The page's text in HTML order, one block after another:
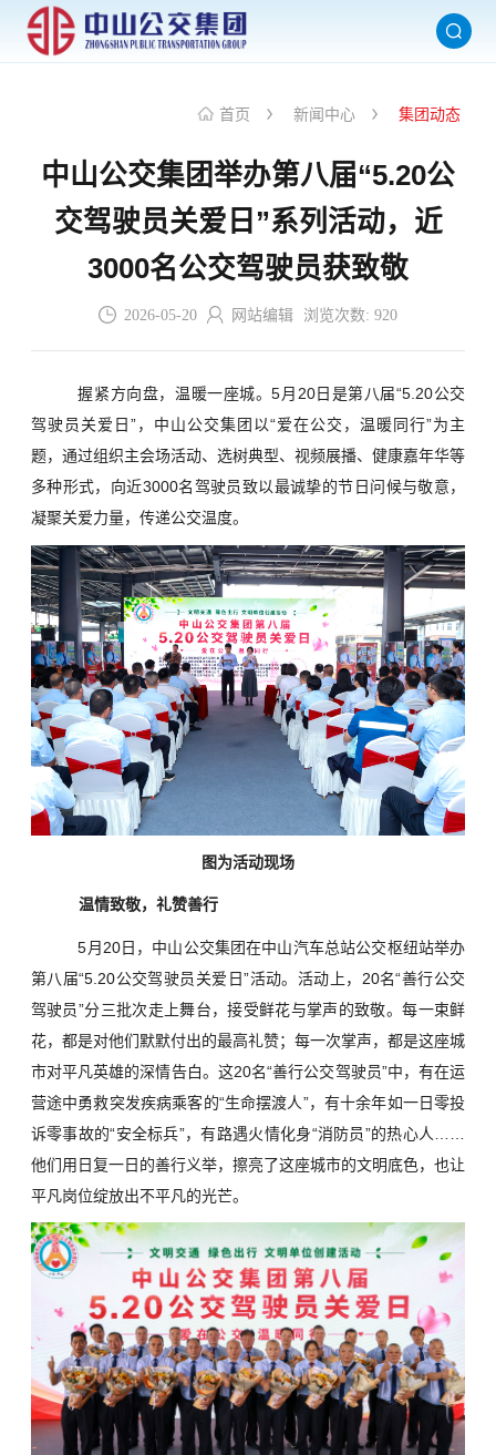
首页 新闻中心 集团动态
中山公交集团举办第八届“5.20公
交驾驶员关爱日”系列活动，近
3000名公交驾驶员获致敬
2026-05-20 网站编辑 浏览次数:920
握紧方向盘，温暖一座城。5月20日是第八届“5.20公交
驾驶员关爱日”，中山公交集团以“爱在公交，温暖同行”为主
题，通过组织主会场活动、选树典型、视频展播、健康嘉年华等
多种形式，向近3000名驾驶员致以最诚挚的节日问候与敬意，
凝聚关爱力量，传递公交温度。
图为活动现场
温情致敬，礼赞善行
5月20日，中山公交集团在中山汽车总站公交枢纽站举办
第八届“5.20公交驾驶员关爱日”活动。活动上，20名“善行公交
驾驶员”分三批次走上舞台，接受鲜花与掌声的致敬。每一束鲜
花，都是对他们默默付出的最高礼赞；每一次掌声，都是这座城
市对平凡英雄的深情告白。这20名“善行公交驾驶员”中，有在运
营途中勇救突发疾病乘客的“生命摆渡人”，有十余年如一日零投
诉零事故的“安全标兵”，有路遇火情化身“消防员”的热心人……
他们用日复一日的善行义举，擦亮了这座城市的文明底色，也让
平凡岗位绽放出不平凡的光芒。